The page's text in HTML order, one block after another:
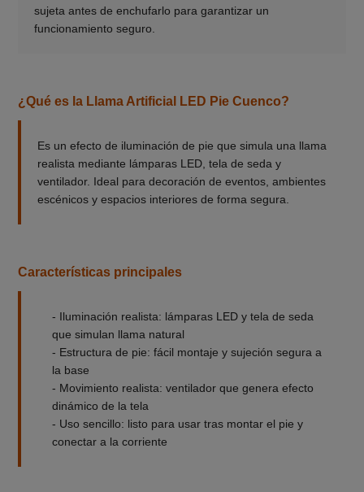
sujeta antes de enchufarlo para garantizar un
funcionamiento seguro.
¿Qué es la Llama Artificial LED Pie Cuenco?
Es un efecto de iluminación de pie que simula una llama
realista mediante lámparas LED, tela de seda y
ventilador. Ideal para decoración de eventos, ambientes
escénicos y espacios interiores de forma segura.
Características principales
- Iluminación realista: lámparas LED y tela de seda
que simulan llama natural
- Estructura de pie: fácil montaje y sujeción segura a
la base
- Movimiento realista: ventilador que genera efecto
dinámico de la tela
- Uso sencillo: listo para usar tras montar el pie y
conectar a la corriente